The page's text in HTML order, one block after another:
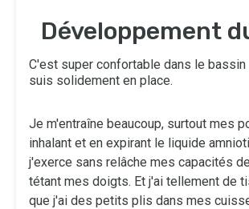
Développement
C'est super confortable dans le bassin
suis solidement en place.
Je m'entraîne beaucoup, surtout mes
inhalant et en expirant le liquide
j'exerce sans relâche mes capacités
tétant mes doigts. Et j'ai tellement de
que j'ai des petits plis dans mes